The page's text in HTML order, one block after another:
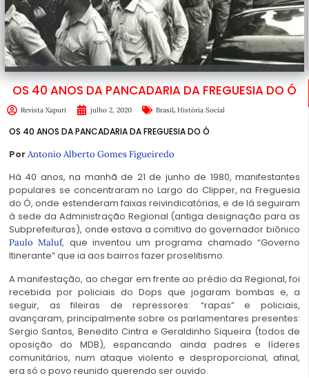
OS 40 ANOS DA PANCADARIA DA FREGUESIA DO Ó
Revista Xapuri julho 2, 2020 Brasil, História Social
OS 40 ANOS DA PANCADARIA DA FREGUESIA DO Ó
PorAntonio Alberto Gomes Figueiredo
Há 40 anos, na manhã de 21 de junho de 1980, manifestantes
populares se concentraram no Largo do Clipper, na Freguesia
do Ó, onde estenderam faixas reivindicatórias, e de lá seguiram
à sede da Administração Regional (antiga designação para as
Subprefeituras), onde estava a comitiva do governador biônico
Paulo Maluf, que inventou um programa chamado “Governo
Itinerante” que ia aos bairros fazer proselitismo.
A manifestação, ao chegar em frente ao prédio da Regional, foi
recebida por policiais do Dops que jogaram bombas e, a
seguir, as fileiras de repressores: “rapas” e policiais,
avançaram, principalmente sobre os parlamentares presentes:
Sergio Santos, Benedito Cintra e Geraldinho Siqueira (todos de
oposição do MDB), espancando ainda padres e líderes
comunitários, num ataque violento e desproporcional, afinal,
era só o povo reunido querendo ser ouvido.